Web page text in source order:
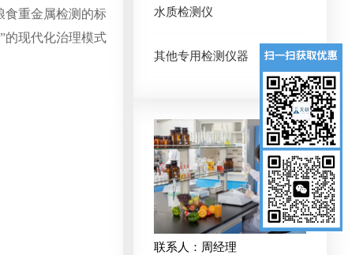
重金属检测的标
的现代化治理模式
水质检测仪
其他专用检测仪器
联系人：周经理